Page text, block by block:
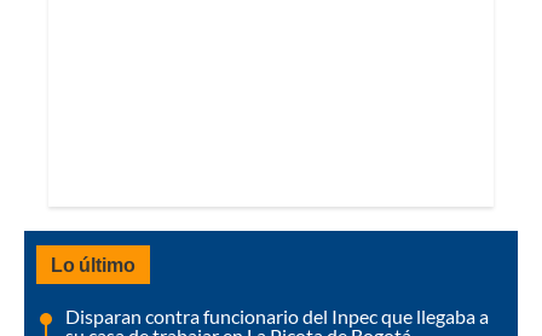
Lo último
Disparan contra funcionario del Inpec que llegaba a